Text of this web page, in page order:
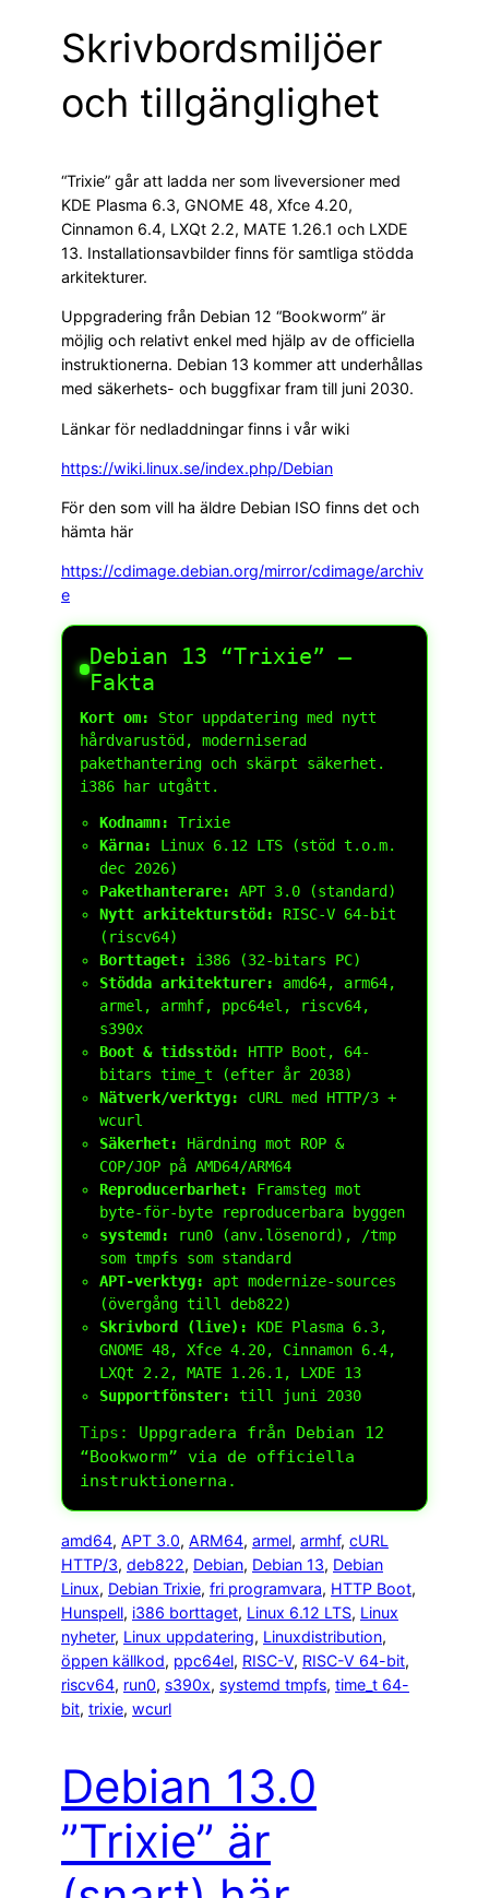
Skrivbordsmiljöer
och tillgänglighet
“Trixie” går att ladda ner som liveversioner med
KDE Plasma 6.3, GNOME 48, Xfce 4.20,
Cinnamon 6.4, LXQt 2.2, MATE 1.26.1 och LXDE
13. Installationsavbilder finns för samtliga stödda
arkitekturer.
Uppgradering från Debian 12 “Bookworm” är
möjlig och relativt enkel med hjälp av de officiella
instruktionerna. Debian 13 kommer att underhållas
med säkerhets- och buggfixar fram till juni 2030.
Länkar för nedladdningar finns i vår wiki
https://wiki.linux.se/index.php/Debian
För den som vill ha äldre Debian ISO finns det och
hämta här
https://cdimage.debian.org/mirror/cdimage/archiv
e
Debian 13 “Trixie” —
Fakta
Kort om:
Stor uppdatering med nytt
hårdvarustöd, moderniserad
pakethantering och skärpt säkerhet.
i386 har utgått.
Kodnamn:
Trixie
Kärna:
Linux 6.12 LTS (stöd t.o.m.
dec 2026)
Pakethanterare:
APT 3.0 (standard)
Nytt arkitekturstöd:
RISC-V 64-bit
(riscv64)
Borttaget:
i386 (32-bitars PC)
Stödda arkitekturer:
amd64, arm64,
armel, armhf, ppc64el, riscv64,
s390x
Boot & tidsstöd:
HTTP Boot, 64-
bitars time_t (efter år 2038)
Nätverk/verktyg:
cURL med HTTP/3 +
wcurl
Säkerhet:
Härdning mot ROP &
COP/JOP på AMD64/ARM64
Reproducerbarhet:
Framsteg mot
byte-för-byte reproducerbara byggen
systemd:
run0 (anv.lösenord), /tmp
som tmpfs som standard
APT-verktyg:
apt modernize-sources
(övergång till deb822)
Skrivbord (live):
KDE Plasma 6.3,
GNOME 48, Xfce 4.20, Cinnamon 6.4,
LXQt 2.2, MATE 1.26.1, LXDE 13
Supportfönster:
till juni 2030
Tips:
Uppgradera från Debian 12
“Bookworm” via de officiella
instruktionerna.
amd64, APT 3.0, ARM64, armel, armhf, cURL
HTTP/3, deb822, Debian, Debian 13, Debian
Linux, Debian Trixie, fri programvara, HTTP Boot
Hunspell, i386 borttaget, Linux 6.12 LTS, Linux
nyheter, Linux uppdatering, Linuxdistribution
öppen källkod, ppc64el, RISC-V, RISC-V 64-bit
riscv64, run0, s390x, systemd tmpfs, time_t 64-
bit, trixie, wcurl
Debian 13.0
”Trixie” är